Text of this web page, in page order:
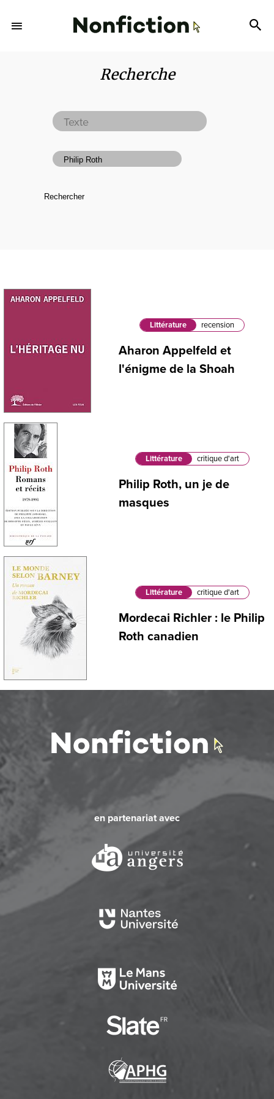
Recherche
Littérature recension
Aharon Appelfeld et
l'énigme de la Shoah
Littérature critique d'art
Philip Roth, un je de
masques
Littérature critique d'art
Mordecai Richler : le Philip
Roth canadien
en partenariat avec